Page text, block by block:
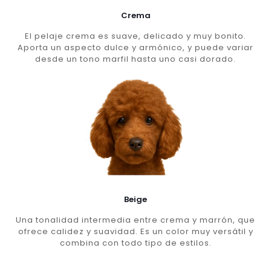
Crema
El pelaje crema es suave, delicado y muy bonito.
Aporta un aspecto dulce y armónico, y puede variar
desde un tono marfil hasta uno casi dorado.
Beige
Una tonalidad intermedia entre crema y marrón, que
ofrece calidez y suavidad. Es un color muy versátil y
combina con todo tipo de estilos.